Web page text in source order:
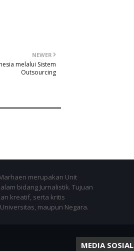
NEWER
melalui Sistem
Outsourcing
merupakan Unit
bidang Jurnalistik. Tujuan
kreatif, serta kritis
maupun Negara.
MEDIA SOSIAL